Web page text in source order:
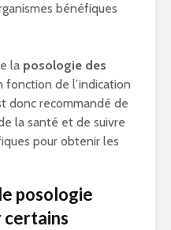
bénéfiques
la posologie des
fonction de l’indication
donc recommandé de
la santé et de suivre
pour obtenir les
posologie
certains